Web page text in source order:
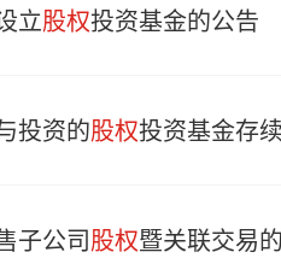
立股权投资基金的公告
投资的股权投资基金存
子公司股权暨关联交易